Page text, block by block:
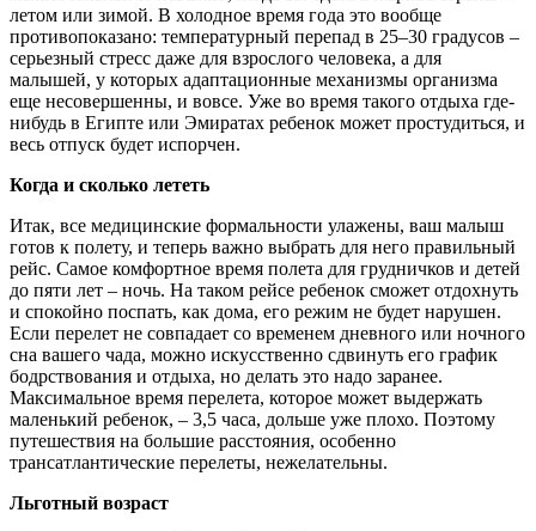
летом или зимой. В холодное время года это вообще
противопоказано: температурный перепад в 25–30 градусов –
серьезный стресс даже для взрослого человека, а для
малышей, у которых адаптационные механизмы организма
еще несовершенны, и вовсе. Уже во время такого отдыха где-
нибудь в Египте или Эмиратах ребенок может простудиться, и
весь отпуск будет испорчен.
Когда и сколько лететь
Итак, все медицинские формальности улажены, ваш малыш
готов к полету, и теперь важно выбрать для него правильный
рейс. Самое комфортное время полета для грудничков и детей
до пяти лет – ночь. На таком рейсе ребенок сможет отдохнуть
и спокойно поспать, как дома, его режим не будет нарушен.
Если перелет не совпадает со временем дневного или ночного
сна вашего чада, можно искусственно сдвинуть его график
бодрствования и отдыха, но делать это надо заранее.
Максимальное время перелета, которое может выдержать
маленький ребенок, – 3,5 часа, дольше уже плохо. Поэтому
путешествия на большие расстояния, особенно
трансатлантические перелеты, нежелательны.
Льготный возраст